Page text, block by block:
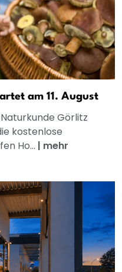
am 11. August
Görlitz
kostenlose
Ho... | mehr